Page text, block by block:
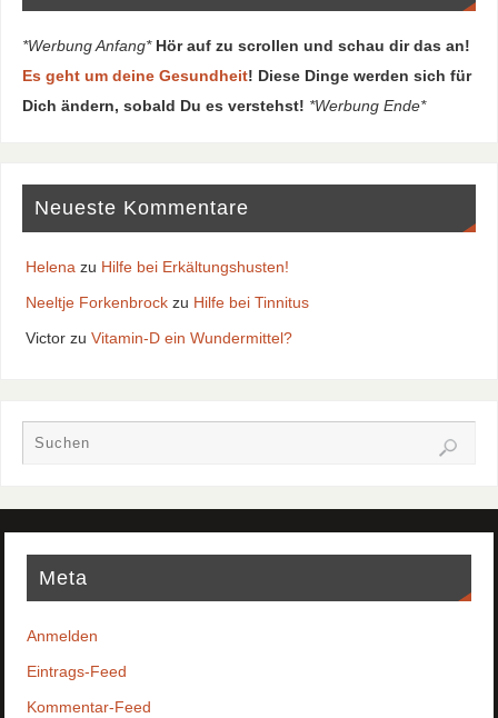
*Werbung Anfang* Hör auf zu scrollen und schau dir das an!
Es geht um deine Gesundheit! Diese Dinge werden sich für
Dich ändern, sobald Du es verstehst! *Werbung Ende*
Neueste Kommentare
Helena zu Hilfe bei Erkältungshusten!
Neeltje Forkenbrockzu Hilfe bei Tinnitus
Victorzu Vitamin-D ein Wundermittel?
Meta
Anmelden
Eintrags-Feed
Kommentar-Feed